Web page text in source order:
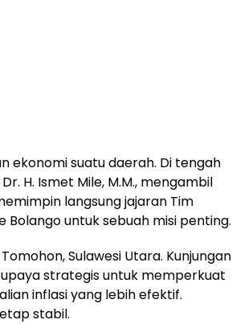
ekonomi suatu daerah. Di tengah
H. Ismet Mile, M.M., mengambil
langsung jajaran Tim
Bolango untuk sebuah misi penting.
Sulawesi Utara. Kunjungan
strategis untuk memperkuat
inflasi yang lebih efektif.
stabil.